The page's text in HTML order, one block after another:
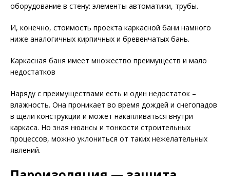
оборудование в стену: элементы автоматики, трубы.
И, конечно, стоимость проекта каркасной бани намного
ниже аналогичных кирпичных и бревенчатых бань.
Каркасная баня имеет множество преимуществ и мало
недостатков
Наряду с преимуществами есть и один недостаток –
влажность. Она проникает во время дождей и снегопадов
в щели конструкции и может накапливаться внутри
каркаса. Но зная нюансы и тонкости строительных
процессов, можно уклониться от таких нежелательных
явлений.